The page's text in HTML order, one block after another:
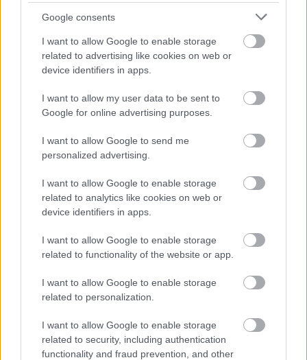
Google consents
I want to allow Google to enable storage
related to advertising like cookies on web or
device identifiers in apps.
I want to allow my user data to be sent to
Google for online advertising purposes.
I want to allow Google to send me
personalized advertising.
I want to allow Google to enable storage
related to analytics like cookies on web or
device identifiers in apps.
I want to allow Google to enable storage
related to functionality of the website or app.
I want to allow Google to enable storage
related to personalization.
I want to allow Google to enable storage
related to security, including authentication
functionality and fraud prevention, and other
Παρά το γεγονός ότι
επιδοτήσειςσυγκαταλέγονται στις πιο
γενναιόδωρες των τελευταίων ετών, παράγοντες
τελική αποτελεσματικότητα του μέτρου.
Κομβικό ζήτημα παραμένει η περιορισμένη
διάθεση πολλών ιδιοκτητών
μακροχρόνια μίσθωση, καθώς ο φόβος για
ασυνεπείς ενοικιαστές, σε συνδυασμό με το υψηλό
φορολογικό βάρος, λειτουργούν αποτρεπτικά.
Την ίδια ώρα, εκκρεμούν κρίσιμες λεπτομέρειες για
την πλήρη εφαρμογή του προγράμματος, καθώς
δεν έχουν ακόμη ανακοινωθεί τα τελικά
δικαιολογητικά, η ακριβής διαδικασία υποβολής
αιτήσεων, αλλά και το χρονοδιάγραμμα